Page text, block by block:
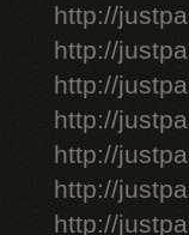
http://
http://
http://
http://
http://
http://
http://